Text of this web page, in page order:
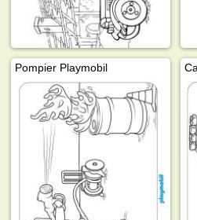
Pompier Playmobil